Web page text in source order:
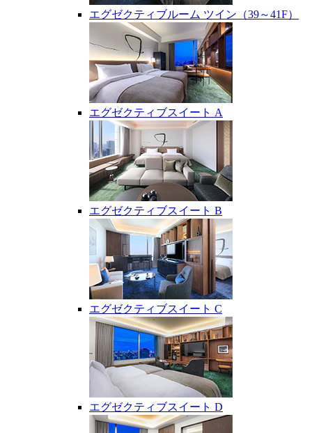
エグゼクティブルーム ツイン（39～41F）
エグゼクティブスイート A
エグゼクティブスイート B
エグゼクティブスイート C
エグゼクティブスイート D